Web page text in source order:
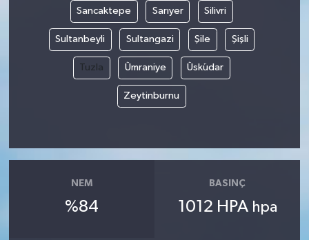
Sancaktepe Sarıyer Silivri
Sultanbeyli Sultangazi Şile Şişli
Tuzla Ümraniye Üsküdar
Zeytinburnu
NEM
%84
BASINÇ
1012 HPA hpa
SEÇİM 2014
KİM KİMDİR
ÇEK GÖNDER
HEDEF2020
OTOMOBİL